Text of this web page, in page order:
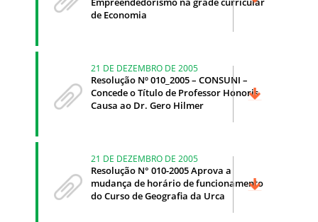
de Economia
21 DE DEZEMBRO DE 2005
Resolução Nº 010_2005 – CONSUNI –
Concede o Título de Professor Honoris
Causa ao Dr. Gero Hilmer
21 DE DEZEMBRO DE 2005
Resolução N° 010-2005 Aprova a
mudança de horário de funcionamento
do Curso de Geografia da Urca